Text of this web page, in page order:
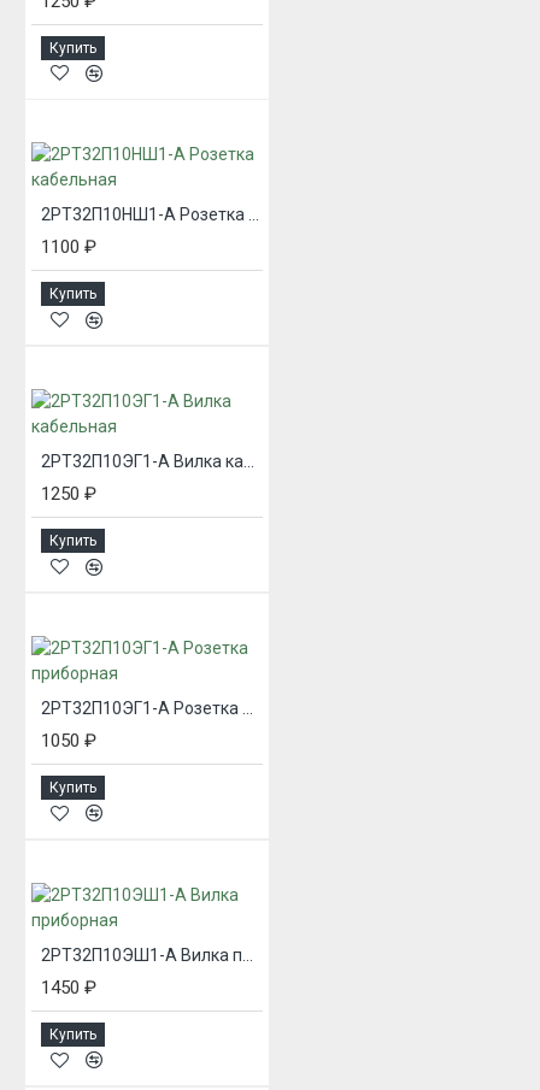
Купить
2РТ32П10НШ1-А Розетка кабельная
1100 ₽
Купить
2РТ32П10ЭГ1-А Вилка кабельная
1250 ₽
Купить
1050 ₽
Купить
1450 ₽
Купить